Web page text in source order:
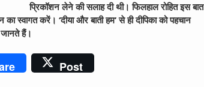
प्रिकॉशन लेने की सलाह दी थी। फिलहाल रोहित इस बात
स्वागत करें। ‘दीया और बाती हम’ से ही दीपिका को पहचान
जानते हैं।
Post